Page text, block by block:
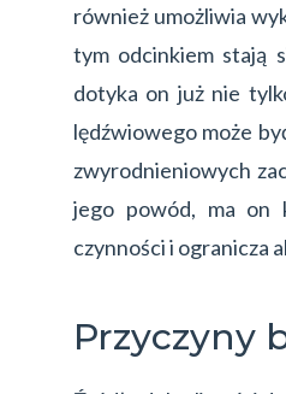
również umożliwia
tym odcinkiem stają
dotyka on już nie
lędźwiowego może
zwyrodnieniowych
jego powód, ma on
czynności i ogranicza
Przyczyny